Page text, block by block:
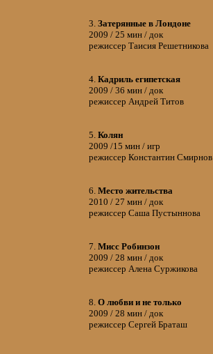
3. Затерянные в Лондоне
2009 / 25 мин / док
режиссер Таисия Решетникова
4. Кадриль египетская
2009 / 36 мин / док
режиссер Андрей Титов
5. Колян
2009 /15 мин / игр
режиссер Константин Смирнов
6. Место жительства
2010 / 27 мин / док
режиссер Саша Пустыннова
7. Мисс Робинзон
2009 / 28 мин / док
режиссер Алена Суржикова
8. О любви и не только
2009 / 28 мин / док
режиссер Сергей Браташ